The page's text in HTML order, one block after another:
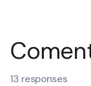
13 responses